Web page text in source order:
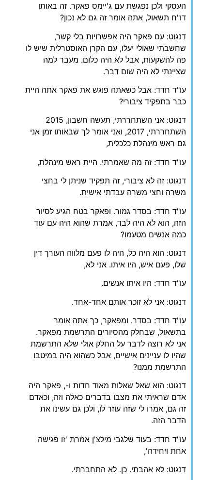
העסקי ולכן נפגשת עם ג'יימס פאקר. זה באותו
דו"ח תשאול, אתה אומר זה גם לא נכון?
דנגוט: עם פאקר היה אפשרויות בלי קשר,
שחשבתי שאולי יעלו, עם הקרן האוסטרלית שיש לו
פה להשקעות, אבל לא היה כלום. מעבר למה
שציינתי לא היה שום דבר.
עו"ד חדד: אבל כשאתה פוגש את פאקר אתה היית
כבר בתפקיד ציבורי?
דנגוט: אני השתחררתי, תעשה חשבון, 2015
השתחררתי, 2017, ואני אומר לך שבאותו זמן אני
גם ראש מינהלת כלכלית,
עו"ד חדד: זה מה שאמרתי. היית ראש מינהלת,
דנגוט: זה לא ציבורי, זה תפקיד שניתן לי בחצי
משרה וחצי משרה עבדתי אישית.
עו"ד חדד: בסדר גמור. ופאקר בטח הגיע לסיור
הזה, הוא לא היה לבד, אמרת שהוא היה עם עוד
כמה אנשים מטעמו?
דנגוט: הוא היה כל, היה לו פעם מלווה העורך דין
שלו, פעם איש, היו איתו. אני לא,
עו"ד חדד: היו איתו אנשים.
דנגוט: אני לא זוכר אותם אחד-אחד.
עו"ד חדד: בסדר. ומפאקר, כך אתה אומר
בתשאול, שבחלק מהסיורים התרשמת מפאקר.
אני לא רוצה לדבר על החלק אולי שלא התרשמת
שהיו לו עניינים אישיים, אבל כשהוא היה במיטבו
התרשמת ממנו?
דנגוט: הוא שאל שאלות מאוד חדות ו-, פאקר היה
אדם שראיתי את מצבו בדברים כאלה וזה, וכאדם
זה גם, אמרו לי שזה עוזר לו, ולכן גם עשינו את
הדבר הזה.
עו"ד חדד: בעוד שלגבי מילצ'ן אמרת 'זו פגישה
אחת ויחידה',
דנגוט: לא אהבתי. כן. לא התחברתי.